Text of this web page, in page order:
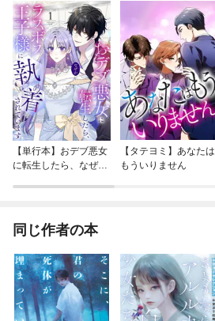
【単行本】おデブ悪女
に転生したら、なぜか
【タテヨミ】あなたは
もういりません
同じ作者の本